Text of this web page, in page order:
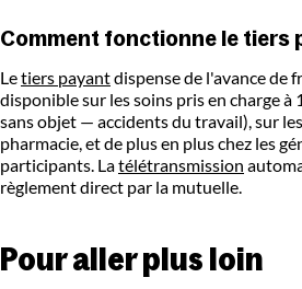
Comment fonctionne le tiers
Letiers payantdispense de l'avance de
disponible sur les soins pris en charge
sans objet — accidents du travail), sur
pharmacie, et de plus en plus chez les
participants. Latélétransmission
règlement direct par la mutuelle.
Pour aller plus loin